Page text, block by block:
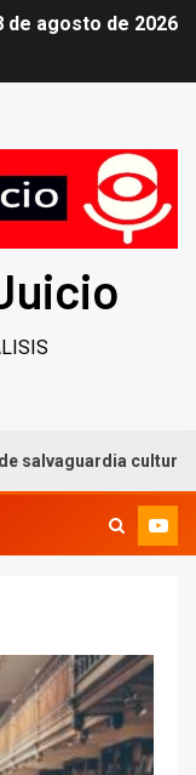
de agosto de 2026
cultural